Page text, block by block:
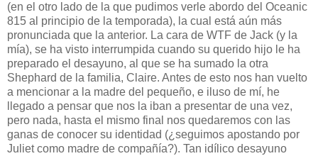
(en el otro lado de la que pudimos verle abordo del Oceanic
815 al principio de la temporada), la cual está aún más
pronunciada que la anterior. La cara de WTF de Jack (y la
mía), se ha visto interrumpida cuando su querido hijo le ha
preparado el desayuno, al que se ha sumado la otra
Shephard de la familia, Claire. Antes de esto nos han vuelto
a mencionar a la madre del pequeño, e iluso de mí, he
llegado a pensar que nos la iban a presentar de una vez,
pero nada, hasta el mismo final nos quedaremos con las
ganas de conocer su identidad (¿seguimos apostando por
Juliet como madre de compañía?). Tan idílico desayuno